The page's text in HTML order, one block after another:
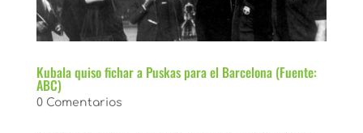
Kubala quiso fichar a Puskas para el Barcelona (Fuente:
ABC)
0 Comentarios